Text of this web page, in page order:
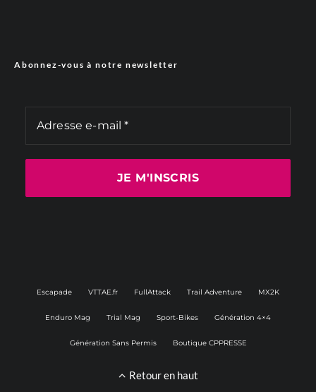
Abonnez-vous à notre newsletter
Escapade VTTAE.fr FullAttack Trail Adventure MX2K
Enduro Mag Trial Mag Sport-Bikes Génération 4×4
Génération Sans Permis Boutique CPPRESSE
Retour en haut